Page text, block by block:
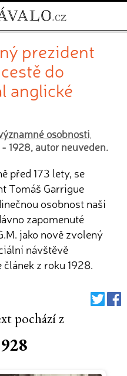
prezident
do
anglické
osobnosti
1928, autor neuveden.
před 173 lety, se
Tomáš Garrigue
osobnost naší
zapomenuté
jako nově zvolený
návštěvě
z roku 1928.
pochází z